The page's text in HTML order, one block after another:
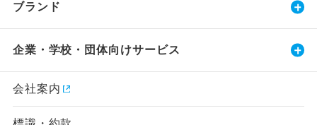
ブランド
企業・学校・団体向けサービス
会社案内